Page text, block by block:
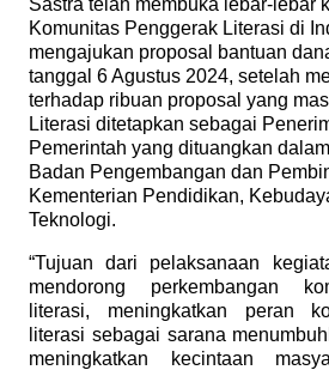
Sastra telah membuka lebar-lebar
Komunitas Penggerak Literasi di
mengajukan proposal bantuan
tanggal 6 Agustus 2024, setelah
terhadap ribuan proposal yang
Literasi ditetapkan sebagai
Pemerintah yang dituangkan
Badan Pengembangan dan
Kementerian Pendidikan,
Teknologi.
“Tujuan dari pelaksanaan
mendorong perkembangan
literasi, meningkatkan peran
literasi sebagai sarana
meningkatkan kecintaan